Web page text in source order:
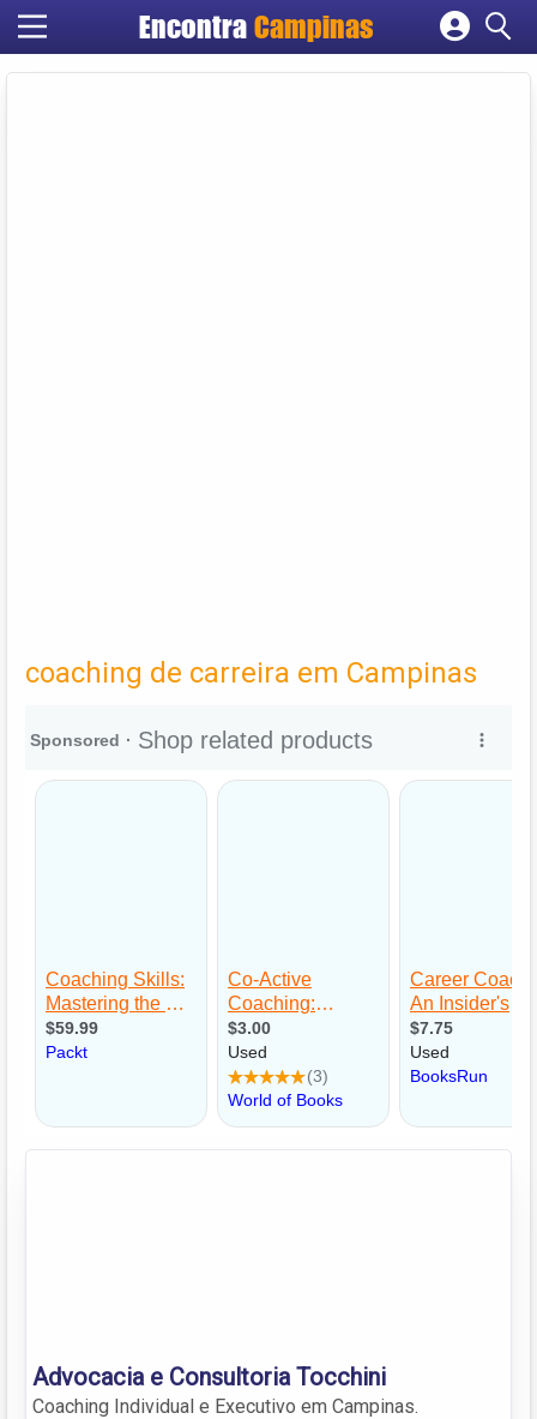
Encontra Campinas
Cadastrar empresa
coaching de carreira em Campinas
Advocacia e Consultoria Tocchini
Coaching Individual e Executivo em Campinas.